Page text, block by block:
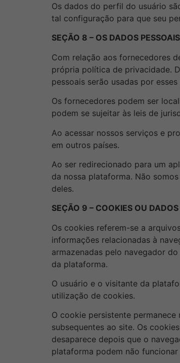
Os dados do perfil do usuário
tal configuração para que seu
SEÇÃO 8 – OS DADOS
Com relação aos fornecedores
própria política de privacidade.
pessoais serão usadas por
Os fornecedores podem ser
podem se sujeitar às leis de
Ao acessar nossos serviços e
em outros países.
Ao ser redirecionado para um
da nossa plataforma. Não
deles.
SEÇÃO 9 – COOKIES OU
Os cookies referem-se a
informações relacionadas à
armazenadas pelo navegador
da plataforma.
O usuário e o visitante da
utilização de cookies.
O cookie persistente
subsequentes ao site. Os
desaparece depois que o
plataforma podem não